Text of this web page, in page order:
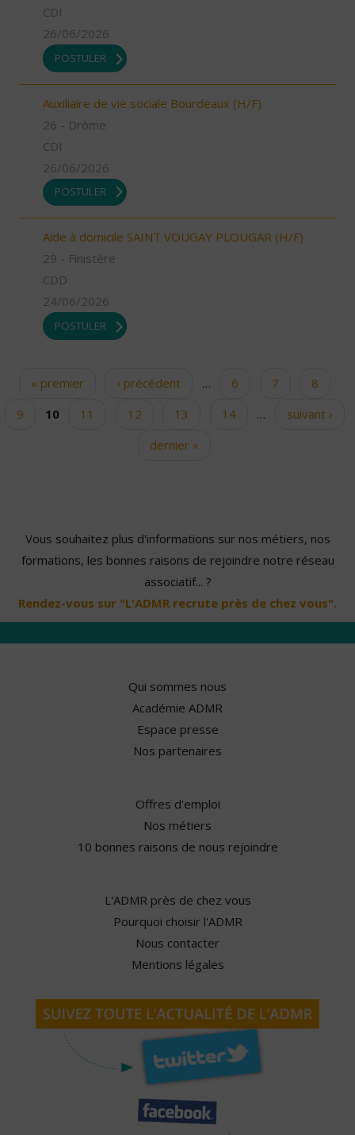
CDI
26/06/2026
POSTULER
Auxiliaire de vie sociale Bourdeaux (H/F)
26 - Drôme
CDI
26/06/2026
POSTULER
Aide à domicile SAINT VOUGAY PLOUGAR (H/F)
29 - Finistère
CDD
24/06/2026
POSTULER
Pages« premier ‹ précédent … 6 7
8
9
10 11 12 13 14 …
suivant ›
dernier »
Vous souhaitez plus d'informations sur nos métiers, nos
formations, les bonnes raisons de rejoindre notre réseau
associatif... ?
Rendez-vous sur "L'ADMR recrute près de chez vous".
Qui sommes nous
Académie ADMR
Espace presse
Nos partenaires
Offres d'emploi
Nos métiers
10 bonnes raisons de nous rejoindre
L'ADMR près de chez vous
Pourquoi choisir l'ADMR
Nous contacter
Mentions légales